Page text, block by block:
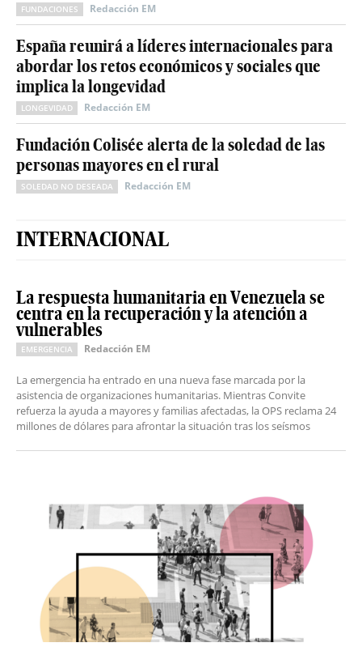
FUNDACIONES Redacción EM
España reunirá a líderes internacionales para
abordar los retos económicos y sociales que
implica la longevidad
LONGEVIDAD Redacción EM
Fundación Colisée alerta de la soledad de las
personas mayores en el rural
SOLEDAD NO DESEADA Redacción EM
INTERNACIONAL
La respuesta humanitaria en Venezuela se
centra en la recuperación y la atención a
vulnerables
EMERGENCIA Redacción EM
La emergencia ha entrado en una nueva fase marcada por la
asistencia de organizaciones humanitarias. Mientras Convite
refuerza la ayuda a mayores y familias afectadas, la OPS reclama 24
millones de dólares para afrontar la situación tras los seísmos